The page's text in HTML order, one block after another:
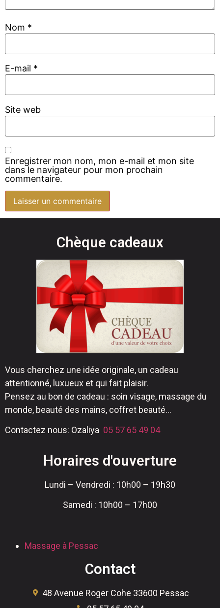
Nom *
E-mail *
Site web
Enregistrer mon nom, mon e-mail et mon site
dans le navigateur pour mon prochain
commentaire.
Chèque cadeaux
Vous cherchez une idée originale, un cadeau
attentionné, luxueux et qui fait plaisir.
Pensez au bon de cadeau : soin visage, massage du
monde, beauté des mains, coffret beauté…
Contactez nous: Ozaliya 05 57 65 49 04
Horaires d'ouverture
Lundi – Vendredi : 10h00 – 19h30
Samedi : 10h00 – 17h00
Massage à Pessac
Contact
48 Avenue Roger Cohe 33600 Pessac